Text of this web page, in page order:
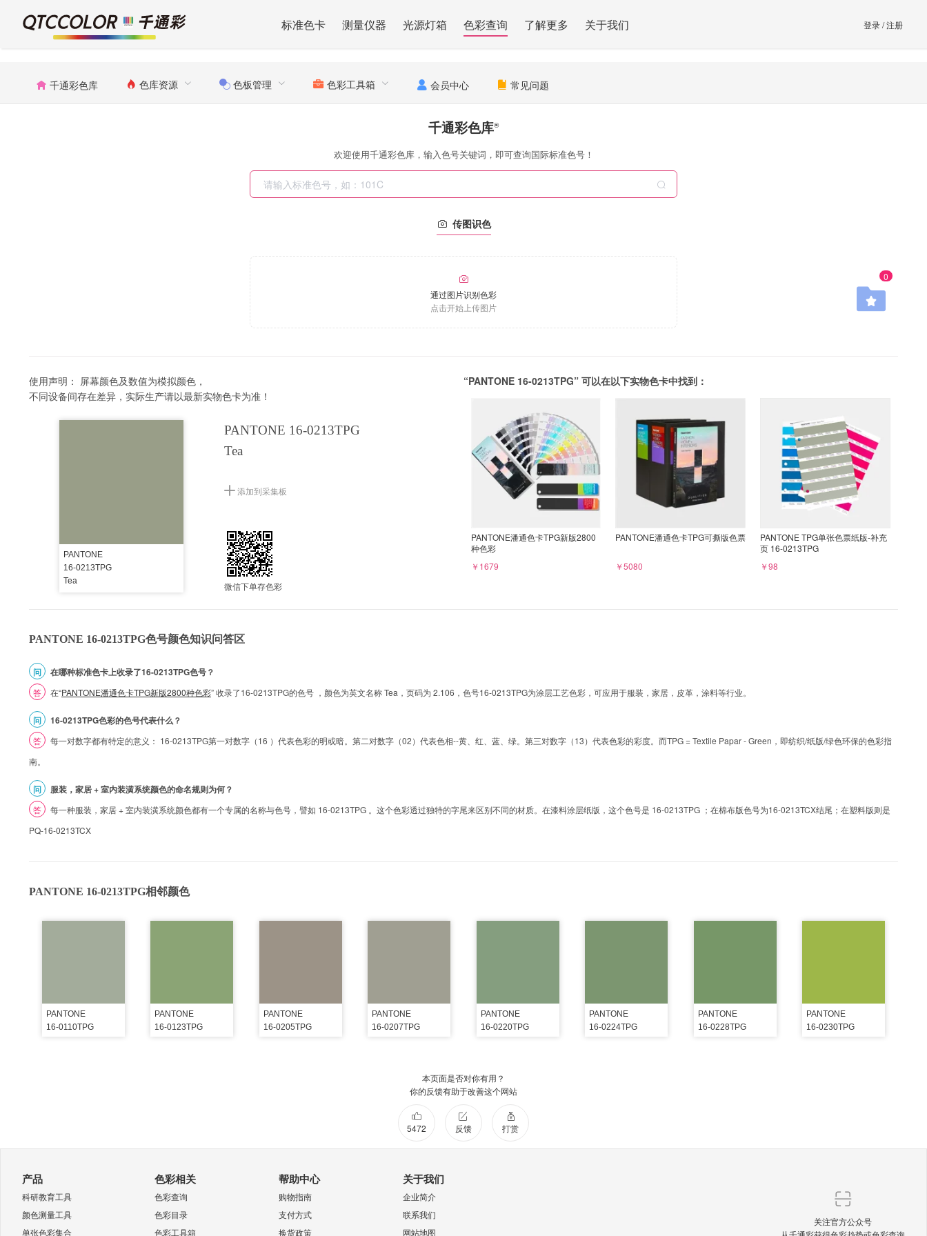
标准色卡 测量仪器 光源灯箱 色彩查询 了解更多 关于我们 登录/注册
千通彩色库 色库资源 色板管理 色彩工具箱 会员中心 常见问题
0
千通彩色库®
欢迎使用千通彩色库，输入色号关键词，即可查询国际标准色号！
传图识色
通过图片识别色彩
点击开始上传图片
使用声明： 屏幕颜色及数值为模拟颜色，
不同设备间存在差异，实际生产请以最新实物色卡为准！
PANTONE
16-0213TPG
Tea
PANTONE 16-0213TPG
Tea
添加到采集板
微信下单存色彩
“PANTONE 16-0213TPG” 可以在以下实物色卡中找到：
PANTONE潘通色卡TPG新版2800
种色彩
￥1679
PANTONE潘通色卡TPG可撕版色票
￥5080
PANTONE TPG单张色票纸版-补充
页 16-0213TPG
￥98
PANTONE 16-0213TPG色号颜色知识问答区
问 在哪种标准色卡上收录了16-0213TPG色号？
答 在“PANTONE潘通色卡TPG新版2800种色彩” 收录了16-0213TPG的色号 ，颜色为英文名称 Tea，页码为 2.106，色号16-0213TPG为涂层工艺色彩，可应用于服装，家居，皮革，涂料等行业。
问 16-0213TPG色彩的色号代表什么？
答
每一对数字都有特定的意义： 16-0213TPG第一对数字（16 ）代表色彩的明或暗。第二对数字（02）代表色相--黄、红、蓝、绿。第三对数字（13）代表色彩的彩度。而TPG = Textile Papar - Green，即纺织/纸版/绿色环保的色彩指
南。
问 服装，家居 + 室内装潢系统颜色的命名规则为何？
答
每一种服装，家居 + 室内装潢系统颜色都有一个专属的名称与色号，譬如 16-0213TPG 。这个色彩透过独特的字尾来区别不同的材质。在漆料涂层纸版，这个色号是 16-0213TPG ；在棉布版色号为16-0213TCX结尾；在塑料版则是
PQ-16-0213TCX
PANTONE 16-0213TPG相邻颜色
PANTONE
16-0110TPG
PANTONE
16-0123TPG
PANTONE
16-0205TPG
PANTONE
16-0207TPG
PANTONE
16-0220TPG
PANTONE
16-0224TPG
PANTONE
16-0228TPG
PANTONE
16-0230TPG
本页面是否对你有用？
你的反馈有助于改善这个网站
5472 反馈 打赏
产品
科研教育工具
颜色测量工具
单张色彩集合
色彩相关
色彩查询
色彩目录
色彩工具箱
帮助中心
购物指南
支付方式
换货政策
关于我们
企业简介
联系我们
网站地图
关注官方公众号